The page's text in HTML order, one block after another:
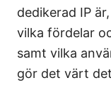
dedikerad IP
vilka fördelar
samt vilka
gör det värt